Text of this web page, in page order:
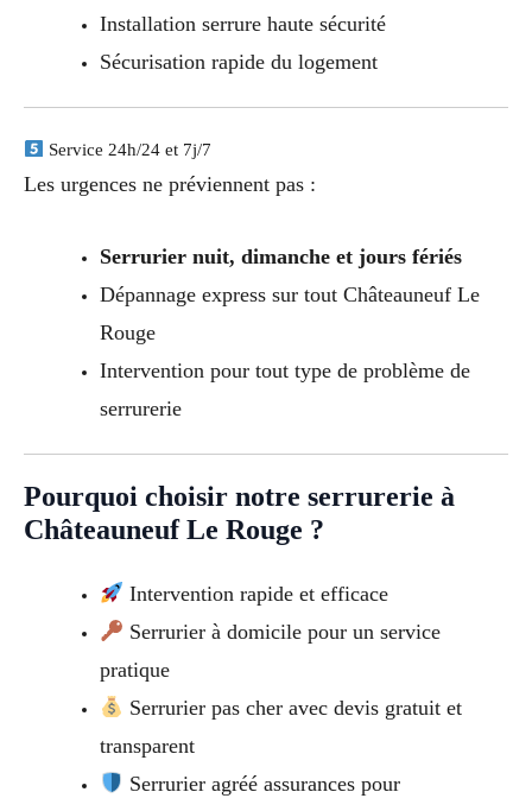
Installation serrure haute sécurité
Sécurisation rapide du logement
Service 24h/24 et 7j/7
Les urgences ne préviennent pas :
Serrurier nuit, dimanche et jours fériés
Dépannage express sur tout Châteauneuf Le
Rouge
Intervention pour tout type de problème de
serrurerie
Pourquoi choisir notre serrurerie à
Châteauneuf Le Rouge ?
Intervention rapide et efficace
Serrurier à domicile pour un service
pratique
Serrurier pas cher avec devis gratuit et
transparent
Serrurier agréé assurances pour